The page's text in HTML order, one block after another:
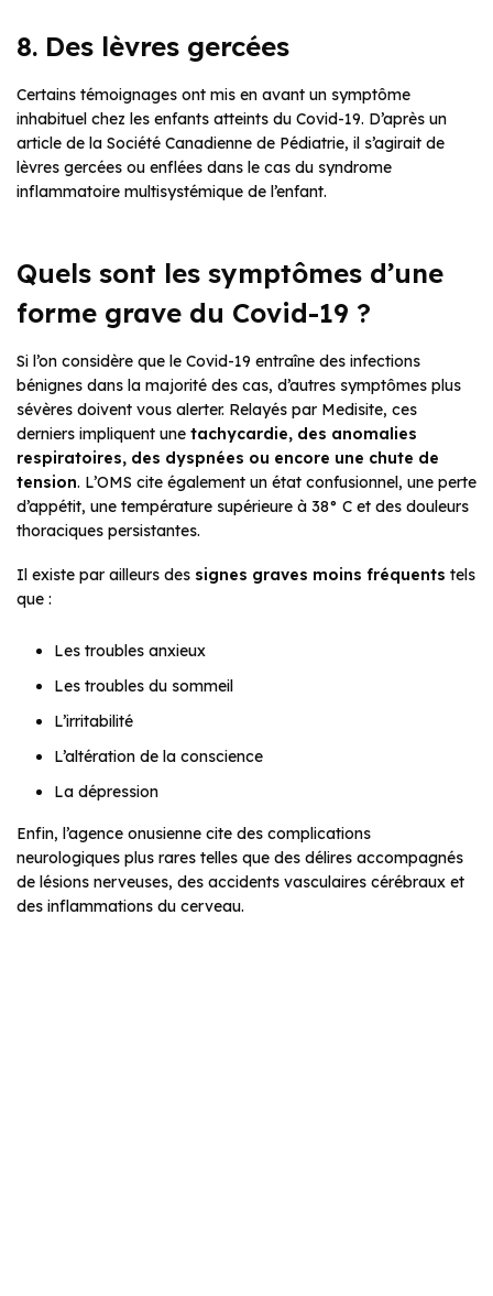
8. Des lèvres gercées
Certains témoignages ont mis en avant un symptôme
inhabituel chez les enfants atteints du Covid-19. D’après un
article de la Société Canadienne de Pédiatrie, il s’agirait de
lèvres gercées ou enflées dans le cas du syndrome
inflammatoire multisystémique de l’enfant.
Quels sont les symptômes d’une
forme grave du Covid-19 ?
Si l’on considère que le Covid-19 entraîne des infections
bénignes dans la majorité des cas, d’autres symptômes plus
sévères doivent vous alerter. Relayés par Medisite, ces
derniers impliquent une tachycardie, des anomalies
respiratoires, des dyspnées ou encore une chute de
tension. L’OMS cite également un état confusionnel, une perte
d’appétit, une température supérieure à 38° C et des douleurs
thoraciques persistantes.
Il existe par ailleurs des signes graves moins fréquents tels
que :
Les troubles anxieux
Les troubles du sommeil
L’irritabilité
L’altération de la conscience
La dépression
Enfin, l’agence onusienne cite des complications
neurologiques plus rares telles que des délires accompagnés
de lésions nerveuses, des accidents vasculaires cérébraux et
des inflammations du cerveau.